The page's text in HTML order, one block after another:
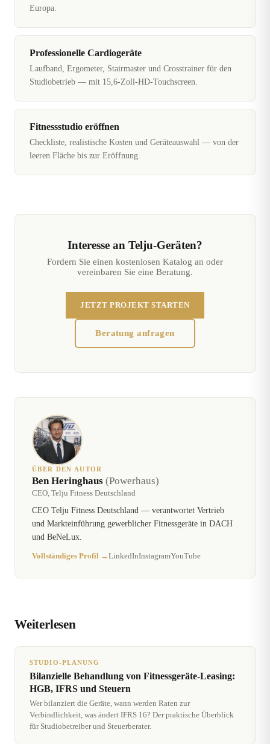
Europa.
Professionelle Cardiogeräte
Laufband, Ergometer, Stairmaster und Crosstrainer für den
Studiobetrieb — mit 15,6-Zoll-HD-Touchscreen.
Fitnessstudio eröffnen
Checkliste, realistische Kosten und Geräteauswahl — von der
leeren Fläche bis zur Eröffnung.
Interesse an Telju-Geräten?
Fordern Sie einen kostenlosen Katalog an oder
vereinbaren Sie eine Beratung.
JETZT PROJEKT STARTEN
Beratung anfragen
ÜBER DEN AUTOR
Ben Heringhaus (Powerhaus)
CEO, Telju Fitness Deutschland
CEO Telju Fitness Deutschland — verantwortet Vertrieb
und Markteinführung gewerblicher Fitnessgeräte in DACH
und BeNeLux.
Vollständiges Profil →LinkedInInstagramYouTube
Weiterlesen
STUDIO-PLANUNG
Bilanzielle Behandlung von Fitnessgeräte-Leasing:
HGB, IFRS und Steuern
Wer bilanziert die Geräte, wann werden Raten zur
Verbindlichkeit, was ändert IFRS 16? Der praktische Überblick
für Studiobetreiber und Steuerberater.